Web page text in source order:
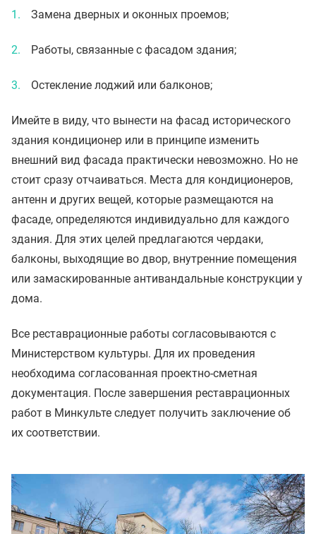
Замена дверных и оконных проемов;
Работы, связанные с фасадом здания;
Остекление лоджий или балконов;
Имейте в виду, что вынести на фасад исторического
здания кондиционер или в принципе изменить
внешний вид фасада практически невозможно. Но не
стоит сразу отчаиваться. Места для кондиционеров,
антенн и других вещей, которые размещаются на
фасаде, определяются индивидуально для каждого
здания. Для этих целей предлагаются чердаки,
балконы, выходящие во двор, внутренние помещения
или замаскированные антивандальные конструкции у
дома.
Все реставрационные работы согласовываются с
Министерством культуры. Для их проведения
необходима согласованная проектно-сметная
документация. После завершения реставрационных
работ в Минкульте следует получить заключение об
их соответствии.